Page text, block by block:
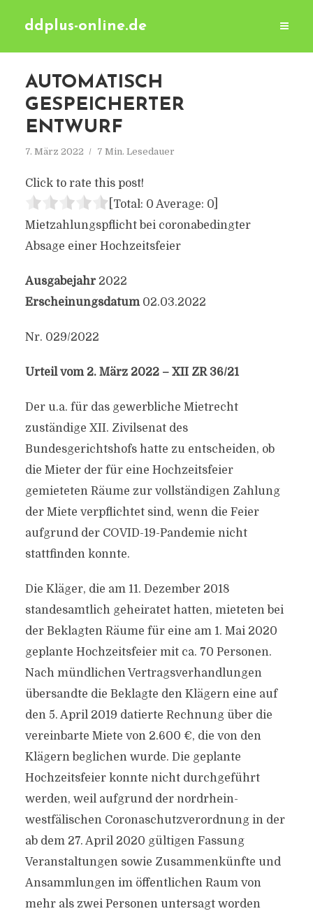
ddplus-online.de
AUTOMATISCH
GESPEICHERTER
ENTWURF
7. März 2022 7 Min. Lesedauer
Click to rate this post!
[Total: 0 Average: 0]
Mietzahlungspflicht bei coronabedingter
Absage einer Hochzeitsfeier
Ausgabejahr 2022
Erscheinungsdatum 02.03.2022
Nr. 029/2022
Urteil vom 2. März 2022 – XII ZR 36/21
Der u.a. für das gewerbliche Mietrecht
zuständige XII. Zivilsenat des
Bundesgerichtshofs hatte zu entscheiden, ob
die Mieter der für eine Hochzeitsfeier
gemieteten Räume zur vollständigen Zahlung
der Miete verpflichtet sind, wenn die Feier
aufgrund der COVID-19-Pandemie nicht
stattfinden konnte.
Die Kläger, die am 11. Dezember 2018
standesamtlich geheiratet hatten, mieteten bei
der Beklagten Räume für eine am 1. Mai 2020
geplante Hochzeitsfeier mit ca. 70 Personen.
Nach mündlichen Vertragsverhandlungen
übersandte die Beklagte den Klägern eine auf
den 5. April 2019 datierte Rechnung über die
vereinbarte Miete von 2.600 €, die von den
Klägern beglichen wurde. Die geplante
Hochzeitsfeier konnte nicht durchgeführt
werden, weil aufgrund der nordrhein-
westfälischen Coronaschutzverordnung in der
ab dem 27. April 2020 gültigen Fassung
Veranstaltungen sowie Zusammenkünfte und
Ansammlungen im öffentlichen Raum von
mehr als zwei Personen untersagt worden